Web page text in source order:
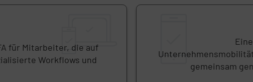
für Mitarbeiter, die auf
Workflows und
gemeinsam